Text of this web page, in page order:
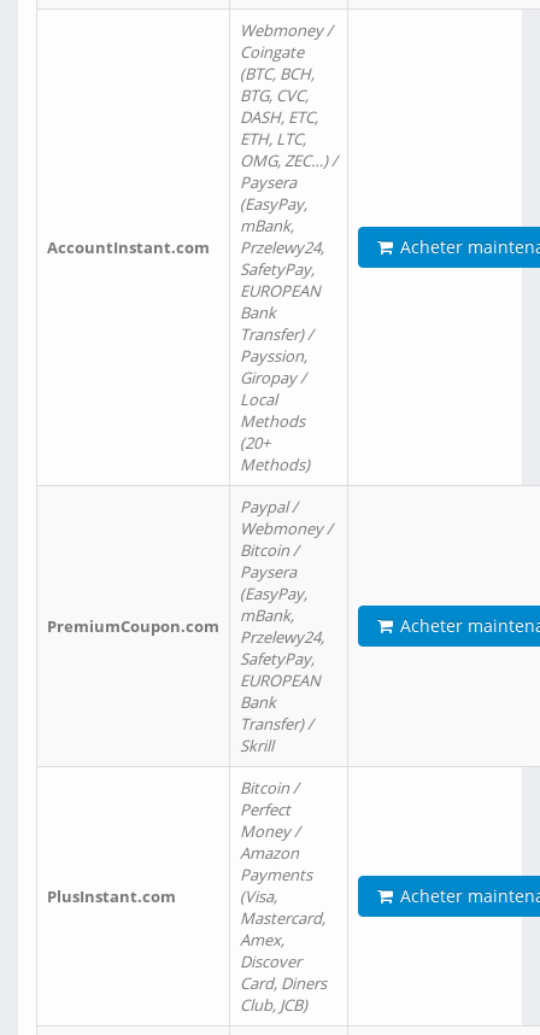
AccountInstant.com
Webmoney /
Coingate
(BTC, BCH,
BTG, CVC,
DASH, ETC,
ETH, LTC,
OMG, ZEC…) /
Paysera
(EasyPay,
mBank,
Przelewy24,
SafetyPay,
EUROPEAN
Bank
Transfer) /
Payssion,
Giropay /
Local
Methods
(20+
Methods)
Acheter
PremiumCoupon.com
Paypal /
Webmoney /
Bitcoin /
Paysera
(EasyPay,
mBank,
Przelewy24,
SafetyPay,
EUROPEAN
Bank
Transfer) /
Skrill
Acheter
PlusInstant.com
Bitcoin /
Perfect
Money /
Amazon
Payments
(Visa,
Mastercard,
Amex,
Discover
Card, Diners
Club, JCB)
Acheter